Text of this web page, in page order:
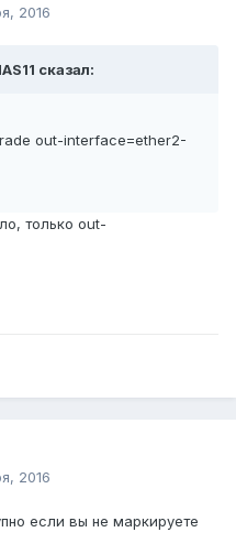
2016
сказал:
out-interface=ether2-
только out-
2016
если вы не маркируете